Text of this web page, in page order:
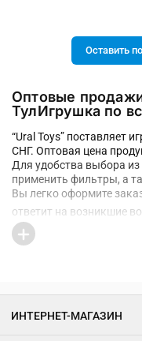
Оставить
Оптовые
ТулИгрушка по
“Ural Toys” поставляет
СНГ. Оптовая цена
Для удобства выбора
применить фильтры, а
Вы легко оформите
ответит на возникшие
ИНТЕРНЕТ-МАГАЗИН